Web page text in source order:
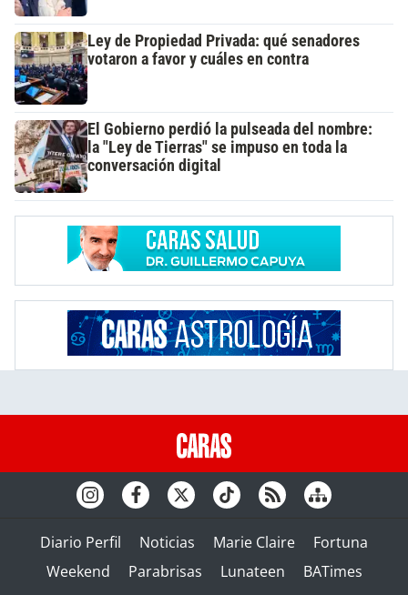
Ley de Propiedad Privada: qué senadores
votaron a favor y cuáles en contra
El Gobierno perdió la pulseada del nombre:
la "Ley de Tierras" se impuso en toda la
conversación digital
Diario Perfil Noticias Marie Claire
Fortuna
Weekend
Parabrisas Lunateen BATimes